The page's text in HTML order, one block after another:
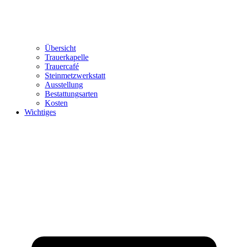
Übersicht
Trauerkapelle
Trauercafé
Steinmetzwerkstatt
Ausstellung
Bestattungsarten
Kosten
Wichtiges